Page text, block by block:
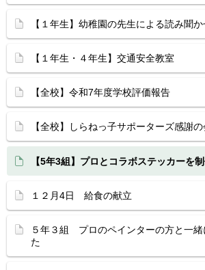
【１年生】幼稚園の先生による読み聞か
【１年生・４年生】交通安全教室
【全校】令和7年度学校評価報告
【全校】しらねっ子サポーターズ感謝の
【5年3組】プロとコラボステッカーを
１２月4日 給食の献立
５年３組 プロのペインターの方と一緒
た